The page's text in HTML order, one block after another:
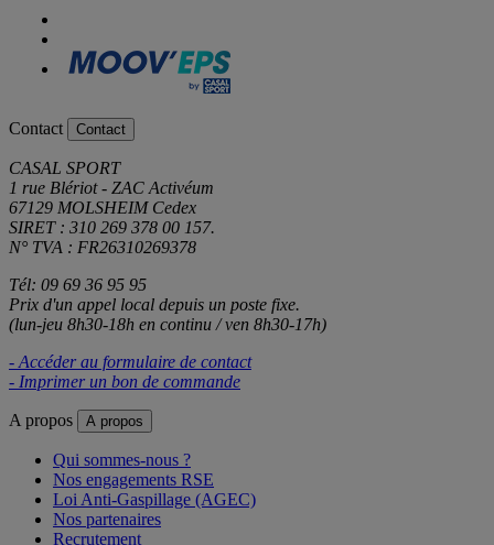
Contact Contact
CASAL SPORT
1 rue Blériot - ZAC Activéum
67129 MOLSHEIM Cedex
SIRET : 310 269 378 00 157.
N° TVA : FR26310269378
Tél: 09 69 36 95 95
Prix d'un appel local depuis un poste fixe.
(lun-jeu 8h30-18h en continu / ven 8h30-17h)
- Accéder au formulaire de contact
- Imprimer un bon de commande
A propos A propos
Qui sommes-nous ?
Nos engagements RSE
Loi Anti-Gaspillage (AGEC)
Nos partenaires
Recrutement